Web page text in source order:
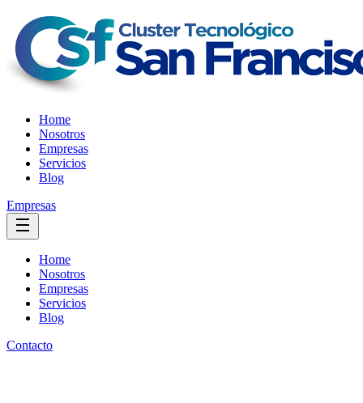
Home
Nosotros
Empresas
Servicios
Blog
Empresas
Home
Nosotros
Empresas
Servicios
Blog
Contacto